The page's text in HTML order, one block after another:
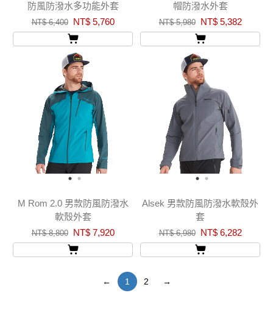
防風防潑水多功能外套
NT$ 6,400 NT$ 5,760
帽防潑水外套
NT$ 5,980 NT$ 5,382
M Rom 2.0 男款防風防潑水
軟殼外套
NT$ 8,800 NT$ 7,920
Alsek 男款防風防潑水軟殼外
套
NT$ 6,980 NT$ 6,282
← 1 2 →